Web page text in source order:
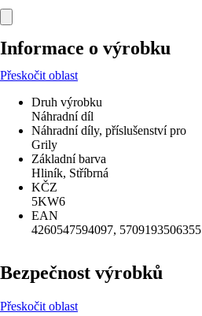
Informace o výrobku
Přeskočit oblast
Druh výrobku
Náhradní díl
Náhradní díly, příslušenství pro
Grily
Základní barva
Hliník, Stříbrná
KČZ
5KW6
EAN
4260547594097, 5709193506355
Bezpečnost výrobků
Přeskočit oblast